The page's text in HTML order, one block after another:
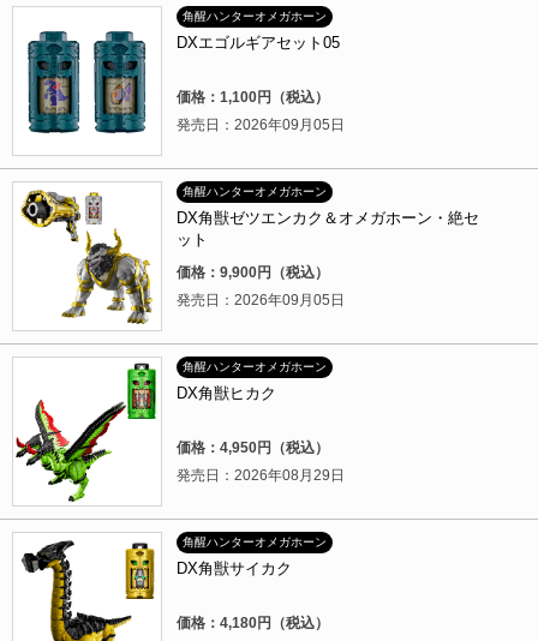
角醒ハンターオメガホーン
DXエゴルギアセット05
価格：1,100円（税込）
発売日：2026年09月05日
角醒ハンターオメガホーン
DX角獣ゼツエンカク＆オメガホーン・絶セ
ット
価格：9,900円（税込）
発売日：2026年09月05日
角醒ハンターオメガホーン
DX角獣ヒカク
価格：4,950円（税込）
発売日：2026年08月29日
角醒ハンターオメガホーン
DX角獣サイカク
価格：4,180円（税込）